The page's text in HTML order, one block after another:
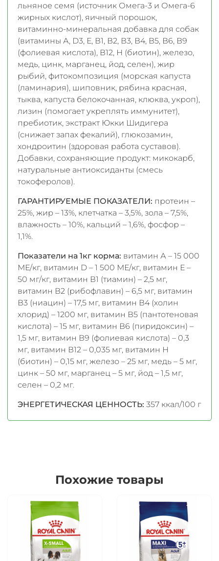
льняное семя (источник Омега-3 и Омега-6
жирных кислот), яичный порошок,
витаминно-минеральная добавка для собак
(витамины А, D3, Е, В1, В2, В3, В4, В5, В6, В9
(фолиевая кислота), В12, Н (биотин), железо,
медь, цинк, марганец, йод, селен), жир
рыбий, фитокомпозиция (морская капуста
(ламинария), шиповник, рябина красная,
тыква, капуста белокочанная, клюква, укроп),
лизин (помогает укреплять иммунитет),
пребиотик, экстракт Юкки Шидигера
(снижает запах фекалий), глюкозамин,
хондроитин (здоровая работа суставов).
Добавки, сохраняющие продукт: микокарб,
натуральные антиоксиданты (смесь
токоферолов).
ГАРАНТИРУЕМЫЕ ПОКАЗАТЕЛИ: протеин –
25%, жир – 13%, клетчатка – 3,5%, зола – 7,5%,
влажность – 10%, кальций – 1,6%, фосфор –
1,1%.
Показатели на 1кг корма: витамин А – 15 000
МЕ/кг, витамин D – 1 500 МЕ/кг, витамин Е –
50 мг/кг, витамин В1 (тиамин) – 2,5 мг,
витамин В2 (рибофлавин) – 6,5 мг, витамин
В3 (ниацин) – 17,5 мг, витамин В4 (холин
хлорид) – 1200 мг, витамин В5 (пантотеновая
кислота) – 15 мг, витамин В6 (пиридоксин) –
1,5 мг, витамин В9 (фолиевая кислота) – 0,3
мг, витамин В12 – 0,035 мг, витамин Н
(биотин) – 0,15 мг, железо – 25 мг, медь – 5 мг,
цинк – 50 мг, марганец – 5 мг, йод – 1,5 мг,
селен – 0,2 мг.
ЭНЕРГЕТИЧЕСКАЯ ЦЕННОСТЬ: 357 ккал/100 г
Похожие товары